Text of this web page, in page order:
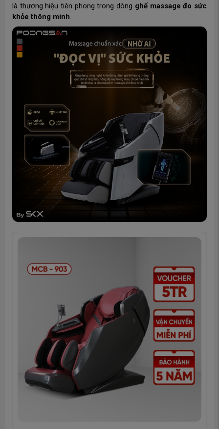
là thương hiệu tiên phong trong dòng ghế massage đo sức
khỏe thông minh